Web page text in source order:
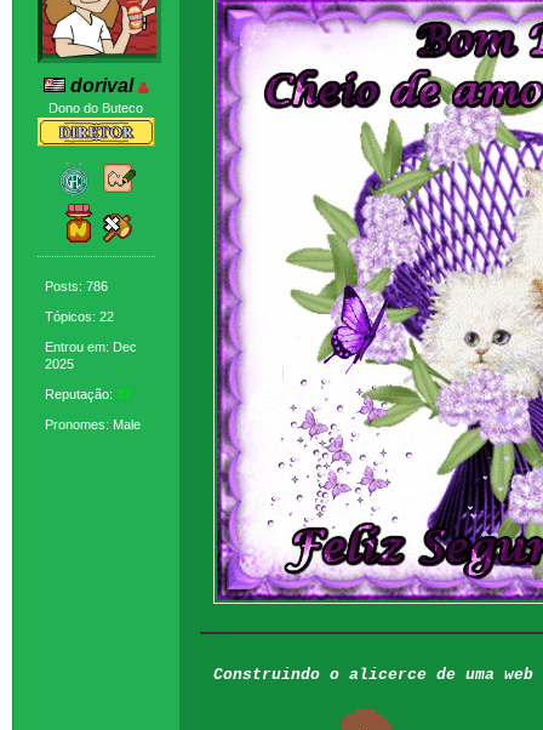
dorival
Dono do Buteco
Posts: 786
Tópicos: 22
Entrou em: Dec
2025
Reputação: 37
Pronomes: Male
Construindo o alicerce de uma